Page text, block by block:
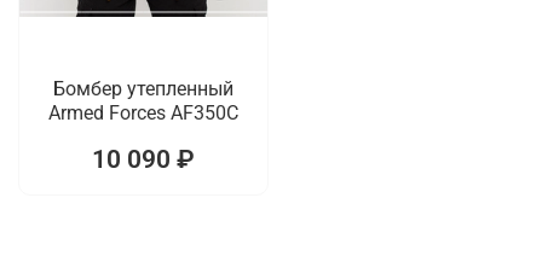
Бомбер утепленный
Armed Forces AF350C
10 090 ₽